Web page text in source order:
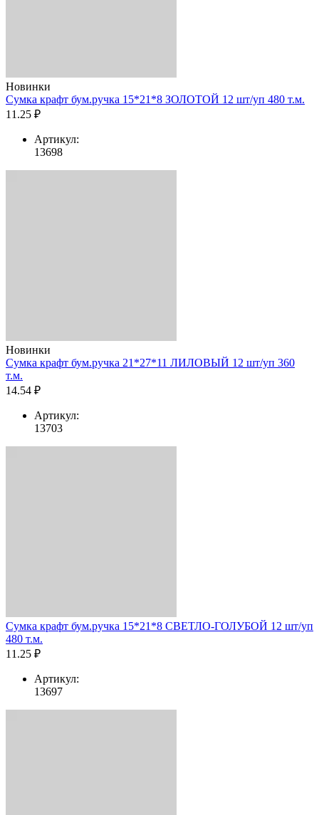
Новинки
Сумка крафт бум.ручка 15*21*8 ЗОЛОТОЙ 12 шт/уп 480 т.м.
11.25 ₽
Артикул:
13698
Новинки
Сумка крафт бум.ручка 21*27*11 ЛИЛОВЫЙ 12 шт/уп 360
т.м.
14.54 ₽
Артикул:
13703
Сумка крафт бум.ручка 15*21*8 СВЕТЛО-ГОЛУБОЙ 12 шт/уп
480 т.м.
11.25 ₽
Артикул:
13697